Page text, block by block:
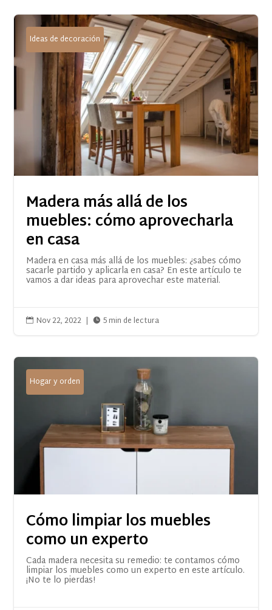
Ideas de decoración
Madera más allá de los
muebles: cómo aprovecharla
en casa
Madera en casa más allá de los muebles: ¿sabes cómo
sacarle partido y aplicarla en casa? En este artículo te
vamos a dar ideas para aprovechar este material.
 Nov 22, 2022 |  5 min de lectura
Hogar y orden
Cómo limpiar los muebles
como un experto
Cada madera necesita su remedio: te contamos cómo
limpiar los muebles como un experto en este artículo.
¡No te lo pierdas!